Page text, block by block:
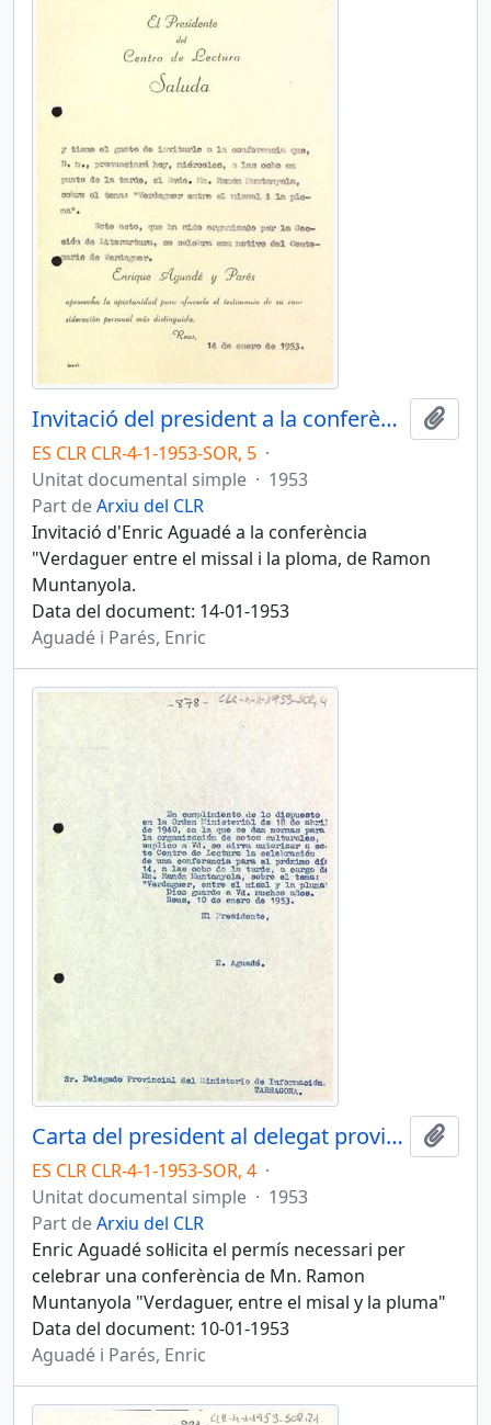
Invitació del president a la conferència de Mn. Ramon Muntanyola
ES CLR CLR-4-1-1953-SOR, 5 ·
Unitat documental simple · 1953
Part deArxiu del CLR
Invitació d'Enric Aguadé a la conferència
"Verdaguer entre el missal i la ploma, de Ramon
Muntanyola.
Data del document: 14-01-1953
Aguadé i Parés, Enric
Carta del president al delegat provincial del ministeri d'informació i turisme de Tarragona
ES CLR CLR-4-1-1953-SOR, 4 ·
Unitat documental simple · 1953
Part deArxiu del CLR
Enric Aguadé sol·licita el permís necessari per
celebrar una conferència de Mn. Ramon
Muntanyola "Verdaguer, entre el misal y la pluma"
Data del document: 10-01-1953
Aguadé i Parés, Enric